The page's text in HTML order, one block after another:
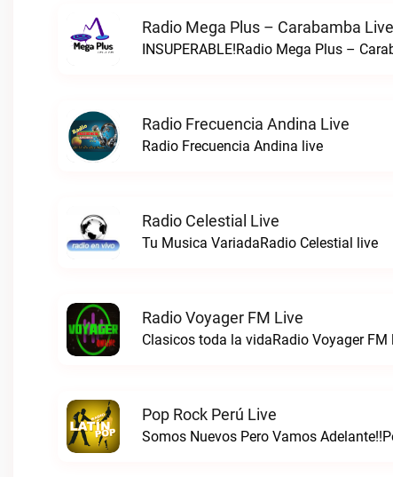
Radio Mega Plus – Carabamba Live
INSUPERABLE!Radio Mega Plus –
Radio Frecuencia Andina Live
Radio Frecuencia Andina live
Radio Celestial Live
Tu Musica VariadaRadio Celestial live
Radio Voyager FM Live
Clasicos toda la vidaRadio Voyager FM
Pop Rock Perú Live
Somos Nuevos Pero Vamos